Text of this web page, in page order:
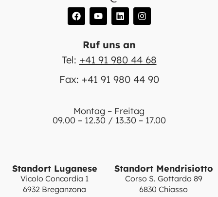
Ruf uns an
Tel: +41 91 980 44 68
Fax: +41 91 980 44 90
Montag – Freitag
09.00 – 12.30 / 13.30 – 17.00
Standort Luganese
Vicolo Concordia 1
6932 Breganzona
Standort Mendrisiotto
Corso S. Gottardo 89
6830 Chiasso